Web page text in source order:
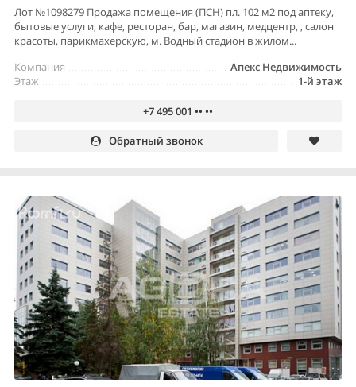
Лот №1098279 Продажа помещения (ПСН) пл. 102 м2 под аптеку,
бытовые услуги, кафе, ресторан, бар, магазин, медцентр, , салон
красоты, парикмахерскую, м. Водный стадион в жилом...
Апекс Недвижимость
Компания
1-й этаж
Этаж
+7 495 001 •• ••
Обратный звонок